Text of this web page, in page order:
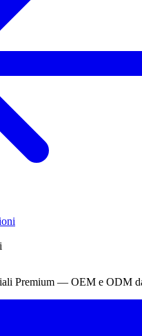
Premium — OEM e ODM